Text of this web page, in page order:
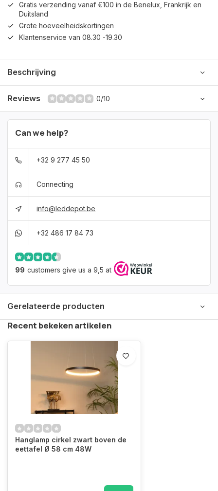
Gratis verzending vanaf €100 in de Benelux, Frankrijk en
Duitsland
Grote hoeveelheidskortingen
Klantenservice van 08.30 -19.30
Beschrijving
Reviews 0/10
Can we help?
+32 9 277 45 50
Connecting
info@leddepot.be
+32 486 17 84 73
99 customers give us a 9,5 at
Gerelateerde producten
Recent bekeken artikelen
Hanglamp cirkel zwart boven de
eettafel Ø 58 cm 48W